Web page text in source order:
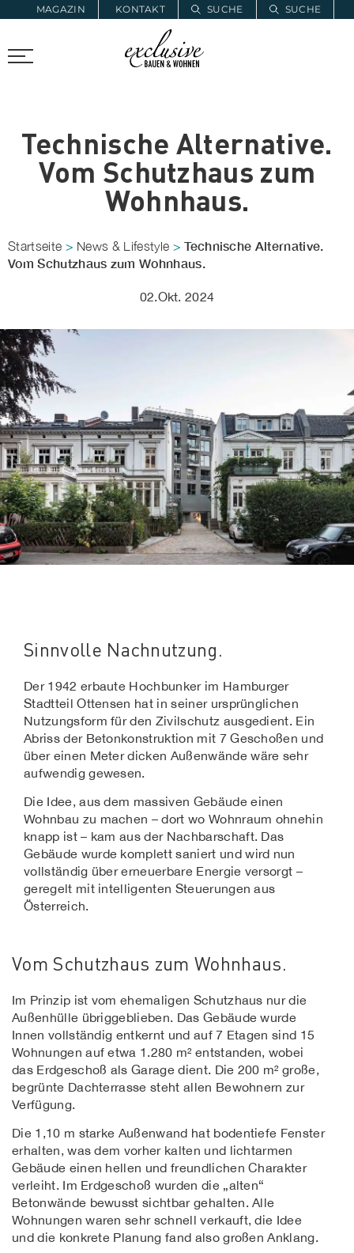
MAGAZIN KONTAKT SUCHE
SUCHE
PROARCHITEC PROINSTALL
Technische Alternative.
Vom Schutzhaus zum
Wohnhaus.
Startseite > News & Lifestyle > Technische Alternative.
Vom Schutzhaus zum Wohnhaus.
02.Okt. 2024
Sinnvolle Nachnutzung.
Der 1942 erbaute Hochbunker im Hamburger
Stadtteil Ottensen hat in seiner ursprünglichen
Nutzungsform für den Zivilschutz ausgedient. Ein
Abriss der Betonkonstruktion mit 7 Geschoßen und
über einen Meter dicken Außenwände wäre sehr
aufwendig gewesen.
Die Idee, aus dem massiven Gebäude einen
Wohnbau zu machen – dort wo Wohnraum ohnehin
knapp ist – kam aus der Nachbarschaft. Das
Gebäude wurde komplett saniert und wird nun
vollständig über erneuerbare Energie versorgt –
geregelt mit intelligenten Steuerungen aus
Österreich.
Vom Schutzhaus zum Wohnhaus.
Im Prinzip ist vom ehemaligen Schutzhaus nur die
Außenhülle übriggeblieben. Das Gebäude wurde
Innen vollständig entkernt und auf 7 Etagen sind 15
Wohnungen auf etwa 1.280 m² entstanden, wobei
das Erdgeschoß als Garage dient. Die 200 m² große,
begrünte Dachterrasse steht allen Bewohnern zur
Verfügung.
Die 1,10 m starke Außenwand hat bodentiefe Fenster
erhalten, was dem vorher kalten und lichtarmen
Gebäude einen hellen und freundlichen Charakter
verleiht. Im Erdgeschoß wurden die „alten“
Betonwände bewusst sichtbar gehalten. Alle
Wohnungen waren sehr schnell verkauft, die Idee
und die konkrete Planung fand also großen Anklang.